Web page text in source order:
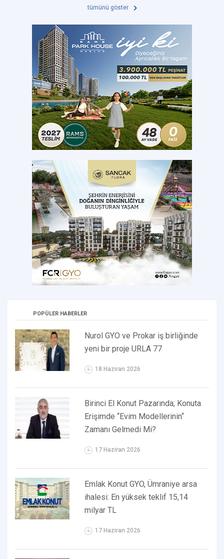
tümünü göster
POPÜLER HABERLER
Nurol GYO ve Prokar iş birliğinde
yeni bir proje URLA 77
18 Haziran 2026
Birinci El Konut Pazarında; Konuta
Erişimde “Evim Modellerinin“
Zamanı Gelmedi Mi?
17 Haziran 2026
Emlak Konut GYO, Ümraniye arsa
ihalesi: En yüksek teklif 15,14
milyar TL
17 Haziran 2026